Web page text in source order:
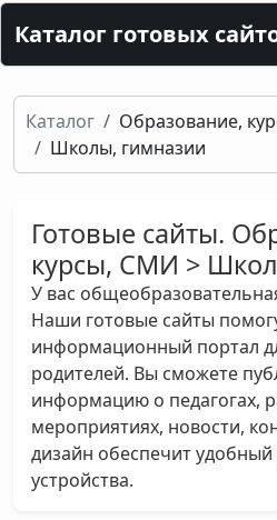
Каталог готовых
Каталог
Образование,
Школы, гимназии
Готовые сайты.
курсы, СМИ >
У вас
Наши готовые сайты
информационный портал
родителей. Вы сможете
информацию о педагогах,
мероприятиях, новости,
дизайн обеспечит удобный
устройства.